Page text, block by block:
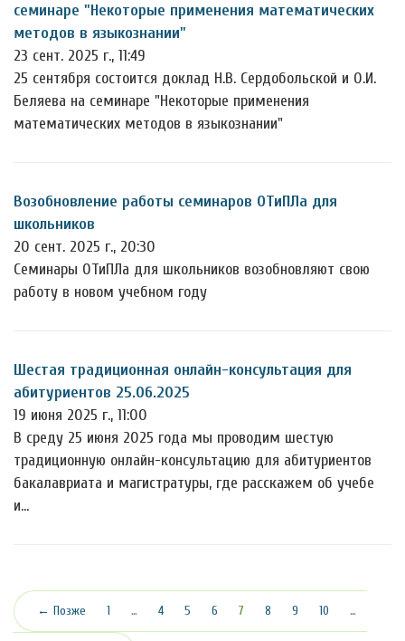
семинаре "Некоторые применения математических
методов в языкознании"
23 сент. 2025 г., 11:49
25 сентября состоится доклад Н.В. Сердобольской и О.И.
Беляева на семинаре "Некоторые применения
математических методов в языкознании"
Возобновление работы семинаров ОТиПЛа для
школьников
20 сент. 2025 г., 20:30
Семинары ОТиПЛа для школьников возобновляют свою
работу в новом учебном году
Шестая традиционная онлайн-консультация для
абитуриентов 25.06.2025
19 июня 2025 г., 11:00
В среду 25 июня 2025 года мы проводим шестую
традиционную онлайн-консультацию для абитуриентов
бакалавриата и магистратуры, где расскажем об учебе
и…
← Позже 1 … 4 5 6 7 (текущая)
8 9 10 …